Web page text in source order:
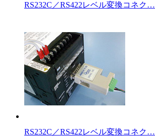
RS232C／RS422レベル変換コネク…
RS232C／RS422レベル変換コネク…